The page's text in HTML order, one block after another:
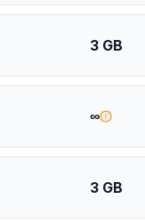
3 GB
∞
3 GB